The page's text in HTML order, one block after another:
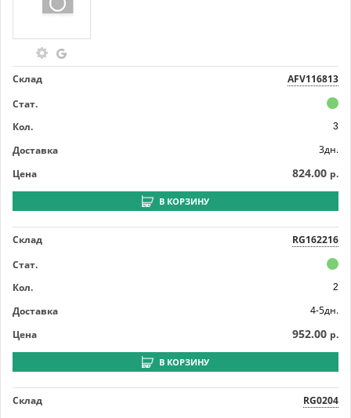
Склад
AFV116813
Стат.
Кол.
3
Доставка
3дн.
Цена
824.00 р.
В КОРЗИНУ
Склад
RG162216
Стат.
Кол.
2
Доставка
4-5дн.
Цена
952.00 р.
В КОРЗИНУ
Склад
RG0204